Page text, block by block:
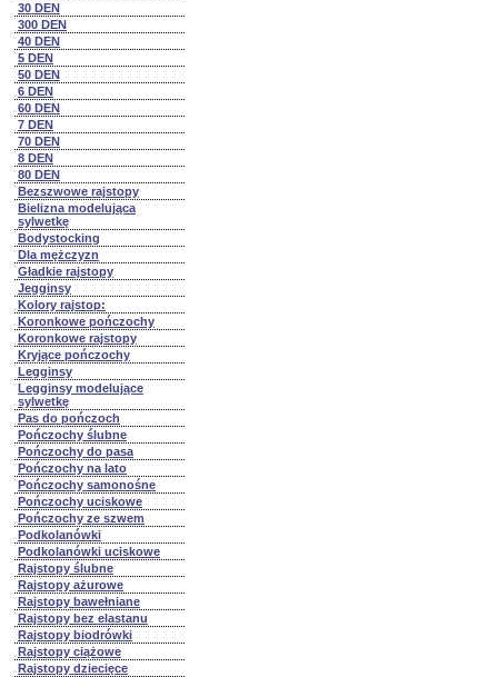
30 DEN
300 DEN
40 DEN
5 DEN
50 DEN
6 DEN
60 DEN
7 DEN
70 DEN
8 DEN
80 DEN
Bezszwowe rajstopy
Bielizna modelująca
sylwetkę
Bodystocking
Dla mężczyzn
Gładkie rajstopy
Jegginsy
Kolory rajstop:
Koronkowe pończochy
Koronkowe rajstopy
Kryjące pończochy
Legginsy
Legginsy modelujące
sylwetkę
Pas do pończoch
Pończochy ślubne
Pończochy do pasa
Pończochy na lato
Pończochy samonośne
Pończochy uciskowe
Pończochy ze szwem
Podkolanówki
Podkolanówki uciskowe
Rajstopy ślubne
Rajstopy ażurowe
Rajstopy bawełniane
Rajstopy bez elastanu
Rajstopy biodrówki
Rajstopy ciążowe
Rajstopy dziecięce